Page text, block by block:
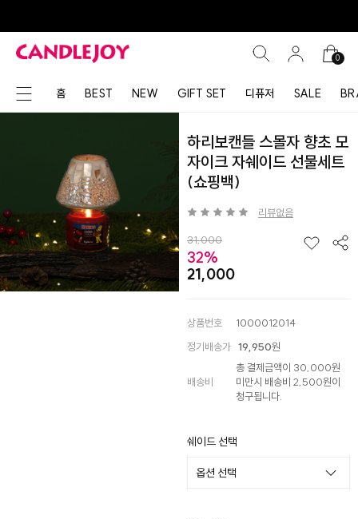
0
홈 BEST NEW GIFT SET 디퓨저 SALE
하리보캔들 스몰자 향초 모
자이크 자쉐이드 선물세트
(쇼핑백)
리뷰없음
31,000
32%
21,000
상품번호
1000012014
정기배송가 19,950원
배송비
총 결제금액이 30,000원
미만시 배송비 2,500원이
청구됩니다.
쉐이드 선택